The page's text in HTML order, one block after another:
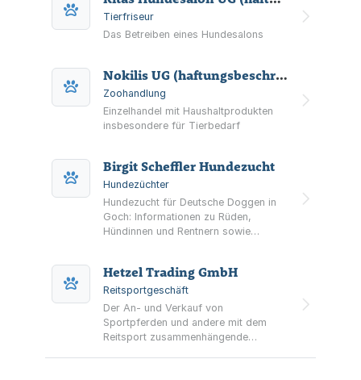
Tierfriseur
Das Betreiben eines Hundesalons
Nokilis UG (haftungsbeschränkt)
Zoohandlung
Einzelhandel mit Haushaltprodukten
insbesondere für Tierbedarf
Birgit Scheffler Hundezucht
Hundezüchter
Hundezucht für Deutsche Doggen in
Goch: Informationen zu Rüden,
Hündinnen und Rentnern sowie
Hetzel Trading GmbH
Reitsportgeschäft
Der An- und Verkauf von
Sportpferden und andere mit dem
Reitsport zusammenhängende